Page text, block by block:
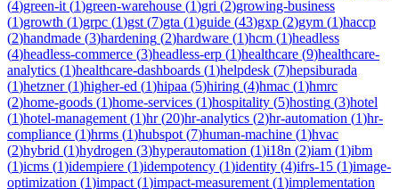
(4)green-it (1)green-warehouse (1)gri (2)growing-business
(1)growth (1)grpc (1)gst (7)gta (1)guide (43)gxp (2)gym (1)haccp
(2)handmade (3)hardening (2)hardware (1)hcm (1)headless
(4)headless-commerce (3)headless-erp (1)healthcare (9)healthcare-
analytics (1)healthcare-dashboards (1)helpdesk (7)hepsiburada
(1)hetzner(1)higher-ed (1)hipaa (5)hiring (4)hmac (1)hmrc
(2)home-goods (1)home-services (1)hospitality (5)hosting (3)hotel
(1)hotel-management (1)hr(20)hr-analytics (2)hr-automation (1)hr-
compliance (1)hrms (1)hubspot (7)human-machine (1)hvac
(2)hybrid (1)hydrogen (3)hyperautomation (1)i18n (2)iam (1)ibm
(1)icms (1)idempiere (1)idempotency (1)identity (4)ifrs-15 (1)image-
optimization (1)impact (1)impact-measurement (1)implementation